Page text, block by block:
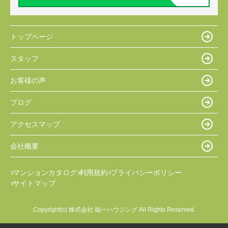
トップページ
スタッフ
お客様の声
ブログ
アクセスマップ
会社概要
マンションカタログ 利用規約 プライバシーポリシー
サイトマップ
Copyright(c) 株式会社 福一ハウジング All Rights Reserved.